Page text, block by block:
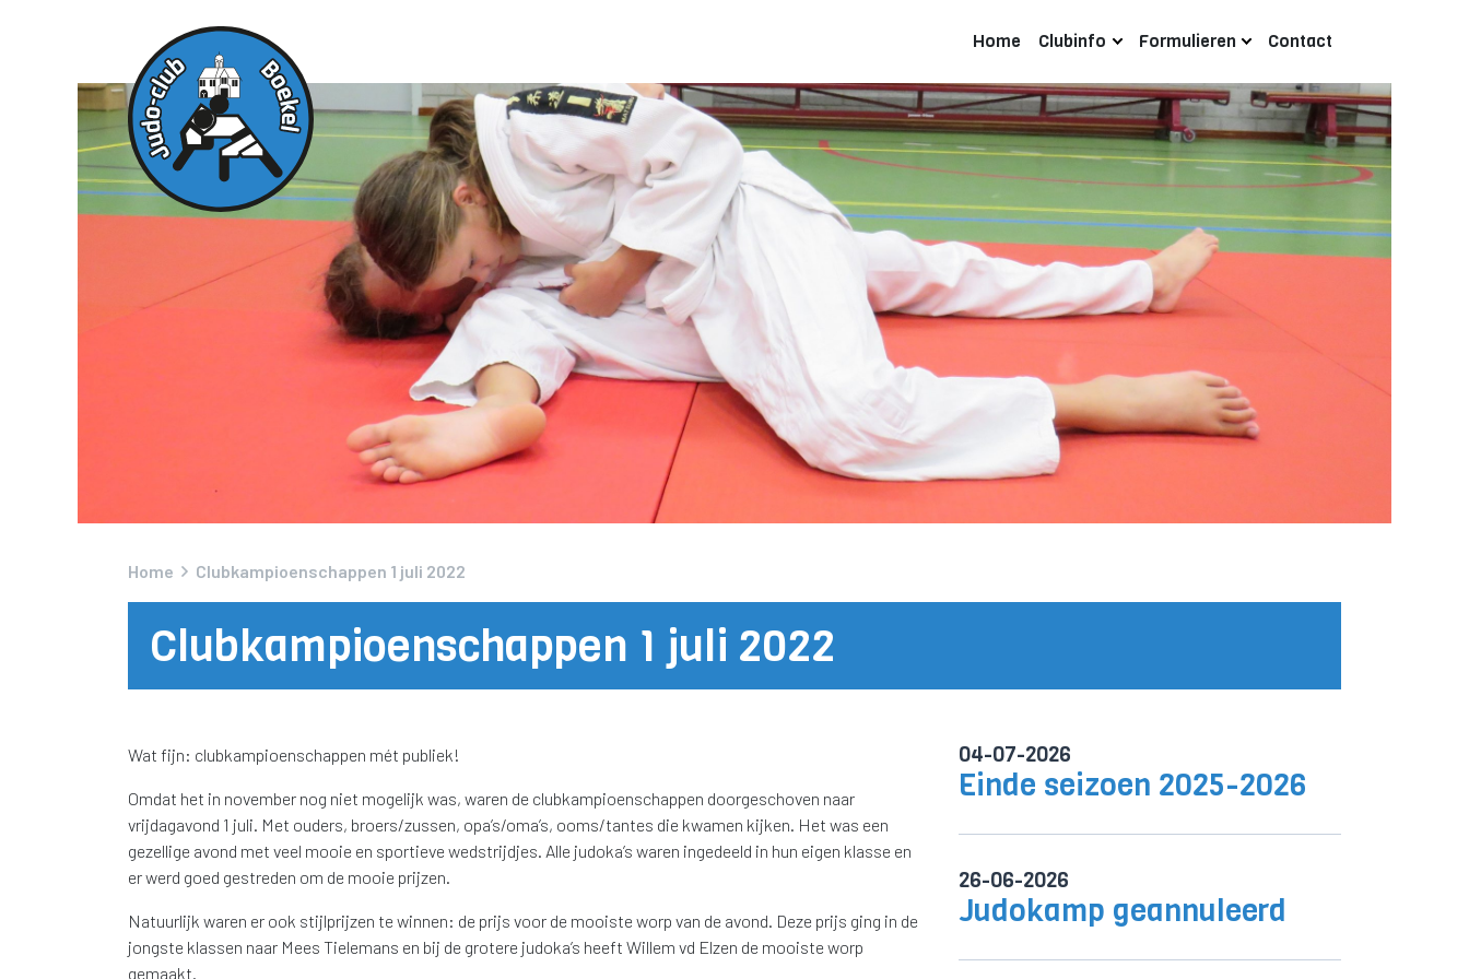
Home Clubinfo Formulieren Contact
Home Clubkampioenschappen 1 juli 2022
Clubkampioenschappen 1 juli 2022
Wat fijn: clubkampioenschappen mét publiek!
Omdat het in november nog niet mogelijk was, waren de clubkampioenschappen doorgeschoven naar
vrijdagavond 1 juli. Met ouders, broers/zussen, opa’s/oma’s, ooms/tantes die kwamen kijken. Het was een
gezellige avond met veel mooie en sportieve wedstrijdjes. Alle judoka’s waren ingedeeld in hun eigen klasse en
er werd goed gestreden om de mooie prijzen.
Natuurlijk waren er ook stijlprijzen te winnen: de prijs voor de mooiste worp van de avond. Deze prijs ging in de
jongste klassen naar Mees Tielemans en bij de grotere judoka’s heeft Willem vd Elzen de mooiste worp
gemaakt.
04-07-2026
Einde seizoen 2025-2026
26-06-2026
Judokamp geannuleerd